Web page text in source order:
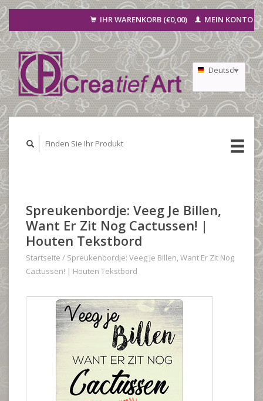
IHR WARENKORB (€0,00) MEIN KONTO
Deutsch
Nederlands
Spreukenbordje: Veeg Je Billen,
Want Er Zit Nog Cactussen! |
Houten Tekstbord
Startseite / Spreukenbordje: Veeg Je Billen, Want Er Zit Nog
Cactussen! | Houten Tekstbord